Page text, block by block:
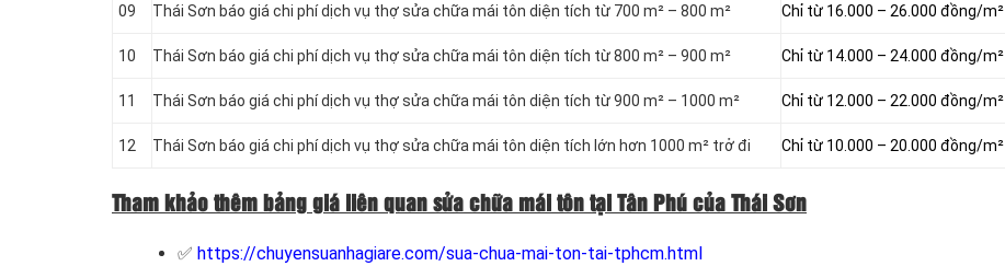
09 Thái Sơn báo giá chi phí dịch vụ thợ sửa chữa mái tôn diện tích từ 700 m² – 800 m² Chỉ từ 16.000 – 26.000 đồng/m²
10 Thái Sơn báo giá chi phí dịch vụ thợ sửa chữa mái tôn diện tích từ 800 m² – 900 m² Chỉ từ 14.000 – 24.000 đồng/m²
11 Thái Sơn báo giá chi phí dịch vụ thợ sửa chữa mái tôn diện tích từ 900 m² – 1000 m² Chỉ từ 12.000 – 22.000 đồng/m²
12 Thái Sơn báo giá chi phí dịch vụ thợ sửa chữa mái tôn diện tích lớn hơn 1000 m² trở đi Chỉ từ 10.000 – 20.000 đồng/m²
Tham khảo thêm bảng giá liên quan sửa chữa mái tôn tại Tân Phú của Thái Sơn
✅ https://chuyensuanhagiare.com/sua-chua-mai-ton-tai-tphcm.html